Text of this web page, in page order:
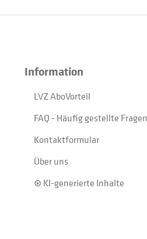
Information
LVZ AboVorteil
FAQ - Häufig gestellte Fragen
Kontaktformular
Über uns
⊛ KI-generierte Inhalte